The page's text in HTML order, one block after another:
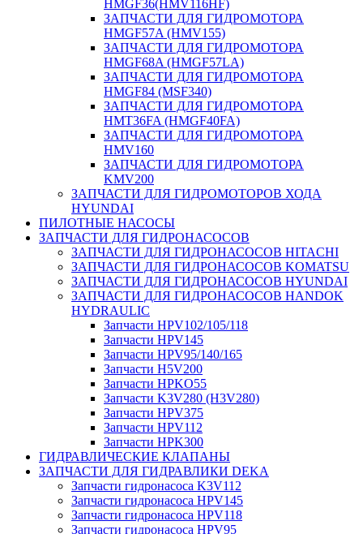
HMGF36(HMV116HF)
ЗАПЧАСТИ ДЛЯ ГИДРОМОТОРА
HMGF57A (HMV155)
ЗАПЧАСТИ ДЛЯ ГИДРОМОТОРА
HMGF68A (HMGF57LA)
ЗАПЧАСТИ ДЛЯ ГИДРОМОТОРА
HMGF84 (MSF340)
ЗАПЧАСТИ ДЛЯ ГИДРОМОТОРА
HMT36FA (HMGF40FA)
ЗАПЧАСТИ ДЛЯ ГИДРОМОТОРА
HMV160
ЗАПЧАСТИ ДЛЯ ГИДРОМОТОРА
KMV200
ЗАПЧАСТИ ДЛЯ ГИДРОМОТОРОВ ХОДА
HYUNDAI
ПИЛОТНЫЕ НАСОСЫ
ЗАПЧАСТИ ДЛЯ ГИДРОНАСОСОВ
ЗАПЧАСТИ ДЛЯ ГИДРОНАСОСОВ HITACHI
ЗАПЧАСТИ ДЛЯ ГИДРОНАСОСОВ KOMATSU
ЗАПЧАСТИ ДЛЯ ГИДРОНАСОСОВ HYUNDAI
ЗАПЧАСТИ ДЛЯ ГИДРОНАСОСОВ HANDOK
HYDRAULIC
Запчасти HPV102/105/118
Запчасти HPV145
Запчасти HPV95/140/165
Запчасти H5V200
Запчасти HPKO55
Запчасти K3V280 (H3V280)
Запчасти HPV375
Запчасти HPV112
Запчасти HPK300
ГИДРАВЛИЧЕСКИЕ КЛАПАНЫ
ЗАПЧАСТИ ДЛЯ ГИДРАВЛИКИ DEKA
Запчасти гидронасоса K3V112
Запчасти гидронасоса HPV145
Запчасти гидронасоса HPV118
Запчасти гидронасоса HPV95